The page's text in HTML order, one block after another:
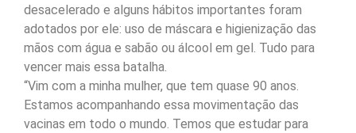
desacelerado e alguns hábitos importantes foram
adotados por ele: uso de máscara e higienização das
mãos com água e sabão ou álcool em gel. Tudo para
vencer mais essa batalha.
“Vim com a minha mulher, que tem quase 90 anos.
Estamos acompanhando essa movimentação das
vacinas em todo o mundo. Temos que estudar para